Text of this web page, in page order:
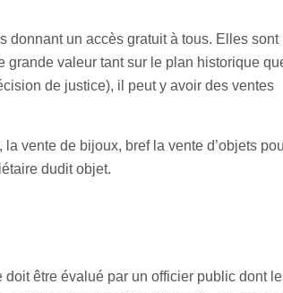
donnant un accès gratuit à tous. Elles sont
grande valeur tant sur le plan historique
de justice), il peut y avoir des ventes
vente de bijoux, bref la vente d’objets
dudit objet.
doit être évalué par un officier public dont